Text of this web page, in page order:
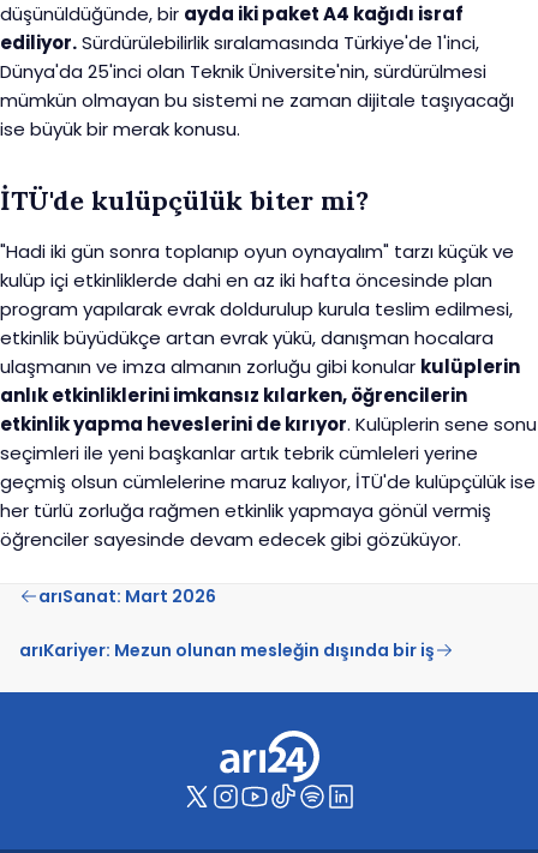
düşünüldüğünde, bir ayda iki paket A4 kağıdı israf
ediliyor.Sürdürülebilirlik sıralamasında Türkiye'de 1'inci,
Dünya'da 25'inci olan Teknik Üniversite'nin, sürdürülmesi
mümkün olmayan bu sistemi ne zaman dijitale taşıyacağı
ise büyük bir merak konusu.
İTÜ'de kulüpçülük biter mi?
"Hadi iki gün sonra toplanıp oyun oynayalım" tarzı küçük ve
kulüp içi etkinliklerde dahi en az iki hafta öncesinde plan
program yapılarak evrak doldurulup kurula teslim edilmesi,
etkinlik büyüdükçe artan evrak yükü, danışman hocalara
ulaşmanın ve imza almanın zorluğu gibi konular kulüplerin
anlık etkinliklerini imkansız kılarken, öğrencilerin
etkinlik yapma heveslerini de kırıyor. Kulüplerin sene sonu
seçimleri ile yeni başkanlar artık tebrik cümleleri yerine
geçmiş olsun cümlelerine maruz kalıyor, İTÜ'de kulüpçülük ise
her türlü zorluğa rağmen etkinlik yapmaya gönül vermiş
öğrenciler sayesinde devam edecek gibi gözüküyor.
arıSanat: Mart 2026
arıKariyer: Mezun olunan mesleğin dışında bir iş